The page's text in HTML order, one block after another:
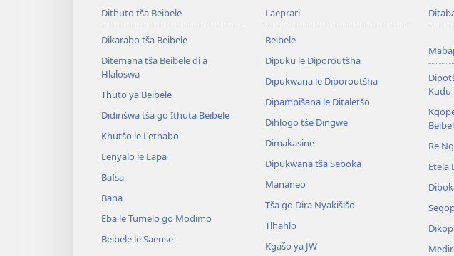
Dithuto tša Beibele
Dikarabo tša Beibele
Ditemana tša Beibele di a
Hlaloswa
Thuto ya Beibele
Didirišwa tša go Ithuta Beibele
Khutšo le Lethabo
Lenyalo le Lapa
Bafsa
Bana
Eba le Tumelo go Modimo
Beibele le Saense
Laeprari
Beibele
Dipuku le Diporoutšha
Dipukwana le Diporoutšha
Dipampišana le Ditaletšo
Dihlogo tše Dingwe
Dimakasine
Dipukwana tša Seboka
Mananeo
Tša go Dira Nyakišišo
Tlhahlo
Kgašo ya JW
Kudu
Re
Etela